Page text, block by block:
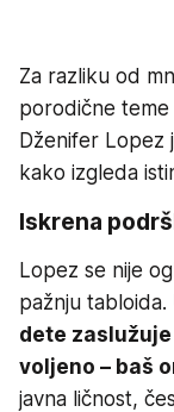
Za razliku od
porodične
Dženifer Lopez
kako izgleda
Iskrena
Lopez se nije
pažnju
dete
voljeno – baš
javna ličnost,